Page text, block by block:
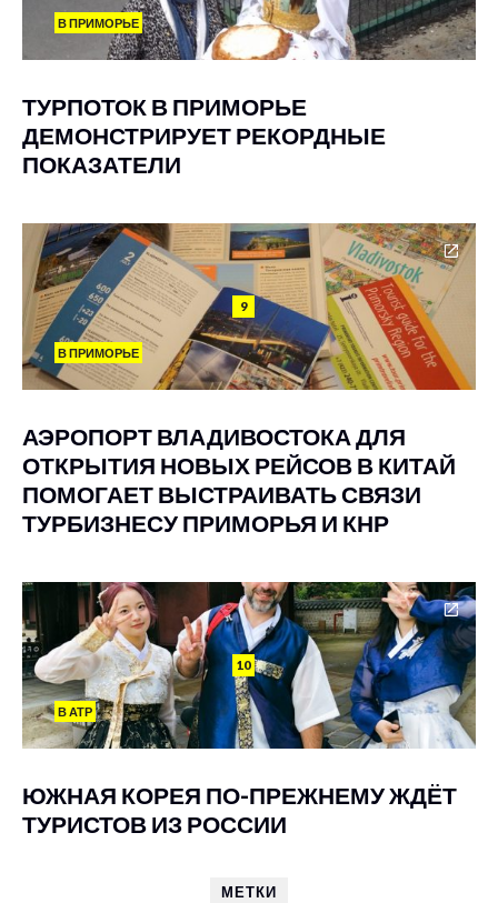
В ПРИМОРЬЕ
ТУРПОТОК В ПРИМОРЬЕ
ДЕМОНСТРИРУЕТ РЕКОРДНЫЕ
ПОКАЗАТЕЛИ
9
В ПРИМОРЬЕ
АЭРОПОРТ ВЛАДИВОСТОКА ДЛЯ
ОТКРЫТИЯ НОВЫХ РЕЙСОВ В КИТАЙ
ПОМОГАЕТ ВЫСТРАИВАТЬ СВЯЗИ
ТУРБИЗНЕСУ ПРИМОРЬЯ И КНР
10
В АТР
ЮЖНАЯ КОРЕЯ ПО-ПРЕЖНЕМУ ЖДЁТ
ТУРИСТОВ ИЗ РОССИИ
МЕТКИ